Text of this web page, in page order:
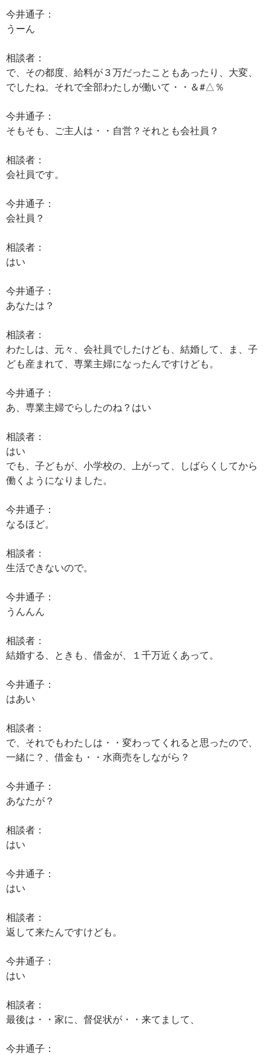
今井通子：
うーん
相談者：
で、その都度、給料が３万だったこともあったり、大変、
でしたね。それで全部わたしが働いて・・＆#△％
今井通子：
そもそも、ご主人は・・自営？それとも会社員？
相談者：
会社員です。
今井通子：
会社員？
相談者：
はい
今井通子：
あなたは？
相談者：
わたしは、元々、会社員でしたけども、結婚して、ま、子
ども産まれて、専業主婦になったんですけども。
今井通子：
あ、専業主婦でらしたのね？はい
相談者：
はい
でも、子どもが、小学校の、上がって、しばらくしてから
働くようになりました。
今井通子：
なるほど。
相談者：
生活できないので。
今井通子：
うんんん
相談者：
結婚する、ときも、借金が、１千万近くあって。
今井通子：
はあい
相談者：
で、それでもわたしは・・変わってくれると思ったので、
一緒に？、借金も・・水商売をしながら？
今井通子：
あなたが？
相談者：
はい
今井通子：
はい
相談者：
返して来たんですけども。
今井通子：
はい
相談者：
最後は・・家に、督促状が・・来てまして、
今井通子：